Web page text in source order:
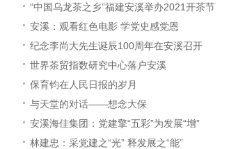
“中国乌龙茶之乡”福建安溪举办2021开茶节
安溪：观看红色电影 学党史感党恩
纪念李尚大先生诞辰100周年在安溪召开
世界茶贸指数研究中心落户安溪
保育钧在人民日报的岁月
与天堂的对话——想念大保
安溪海佳集团：党建擎“五彩”为发展“增”
林建忠：采党建之“光” 释发展之“能”